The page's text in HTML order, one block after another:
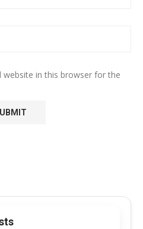
website in this browser for the